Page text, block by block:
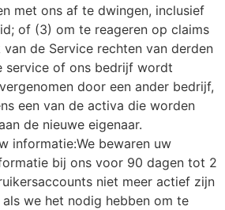
met ons af te dwingen, inclusief
of (3) om te reageren op claims
de Service rechten van derden
service of ons bedrijf wordt
door een ander bedrijf,
een van de activa die worden
de nieuwe eigenaar.
informatie:We bewaren uw
bij ons voor 90 dagen tot 2
niet meer actief zijn
we het nodig hebben om te